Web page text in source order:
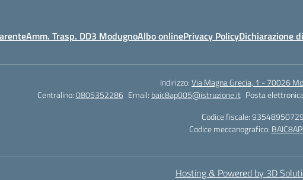
Amm. Trasp. DD3 ModugnoAlbo onlinePrivacy PolicyDichiarazione
Indirizzo:Via Magna Grecia, 1 - 70026
Centralino:0805352286 Email: baic8ap005@istruzione.it Posta
Codice fiscale: 93548950729
Codice meccanografico:
Hosting & Powered by 3D